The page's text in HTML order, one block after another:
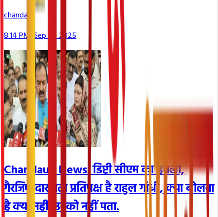
chandauli
8:14 PM, Sep 15, 2025
Chandauli News: डिप्टी सीएम का हमला,
गैरजिम्मेदार नेता प्रतिपक्ष है राहुल गांधी, क्या बोलना
है क्या नहीं, उनको नहीं पता.